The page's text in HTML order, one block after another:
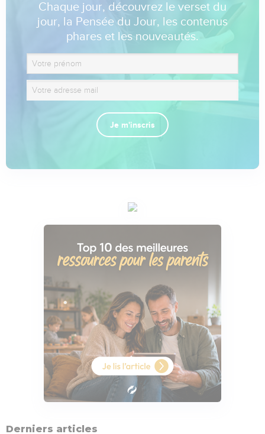
Chaque jour, découvrez le verset du
jour, la Pensée du Jour, les contenus
phares et les nouveautés.
Je m'inscris
Derniers articles